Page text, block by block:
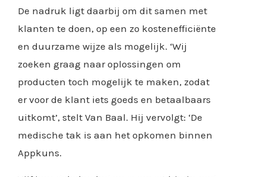
De nadruk ligt daarbij om dit samen met
klanten te doen, op een zo kostenefficiënte
en duurzame wijze als mogelijk. ‘Wij
zoeken graag naar oplossingen om
producten toch mogelijk te maken, zodat
er voor de klant iets goeds en betaalbaars
uitkomt’, stelt Van Baal. Hij vervolgt: ‘De
medische tak is aan het opkomen binnen
Appkuns.